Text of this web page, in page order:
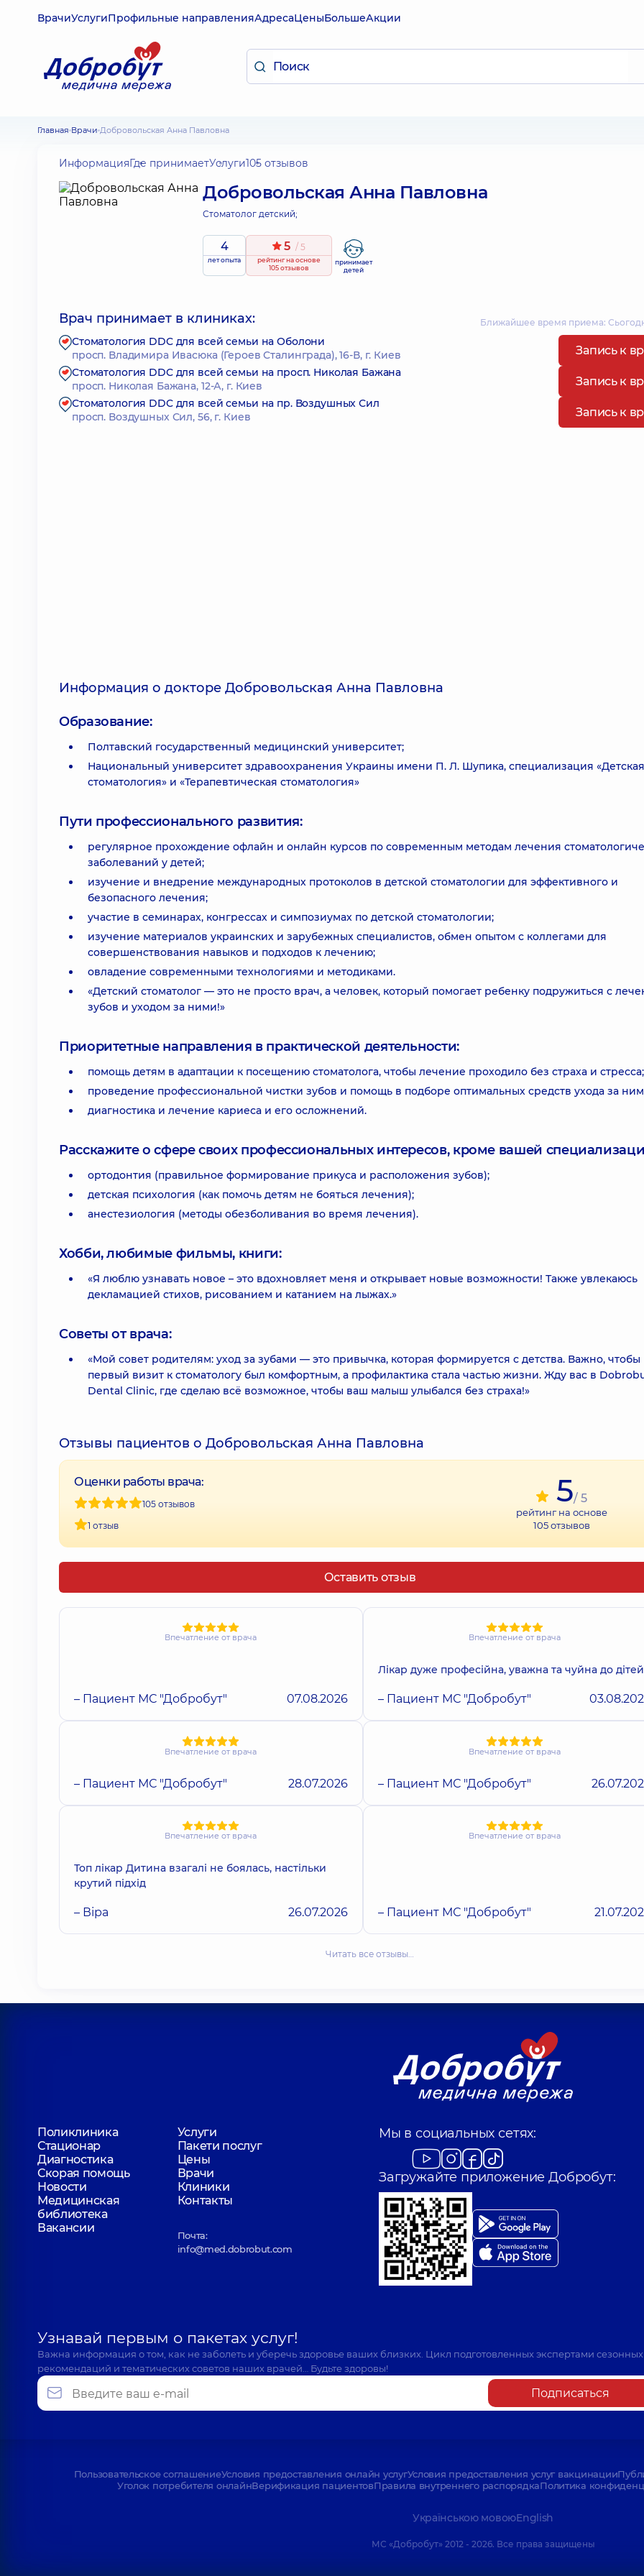
ВрачиУслугиПрофильные направленияАдресаЦеныБольшеАкции
Главная Врачи Добровольская Анна Павловна
ИнформацияГде принимаетУслуги105 отзывов
Добровольская Анна Павловна
Стоматолог детский;
4
лет опыта
5 / 5
рейтингна основе
105 отзывов
принимает
детей
Врач принимает в клиниках: Ближайшее время приема:
Стоматология DDC для всей семьи на Оболони
просп. Владимира Ивасюка (Героев Сталинграда), 16-В, г. Киев
Запись к
Стоматология DDC для всей семьи на просп. Николая Бажана
просп. Николая Бажана, 12-А, г. Киев
Запись к
Стоматология DDC для всей семьи на пр. Воздушных Сил
просп. Воздушных Сил, 56, г. Киев
Запись к
Информация о докторе Добровольская Анна Павловна
Образование:
Полтавский государственный медицинский университет;
Национальный университет здравоохранения Украины имени П. Л. Шупика, специализация «Детская
стоматология» и «Терапевтическая стоматология»
Пути профессионального развития:
регулярное прохождение офлайн и онлайн курсов по современным методам лечения
заболеваний у детей;
изучение и внедрение международных протоколов в детской стоматологии для эффективного и
безопасного лечения;
участие в семинарах, конгрессах и симпозиумах по детской стоматологии;
изучение материалов украинских и зарубежных специалистов, обмен опытом с коллегами для
совершенствования навыков и подходов к лечению;
овладение современными технологиями и методиками.
«Детский стоматолог — это не просто врач, а человек, который помогает ребенку подружиться с
зубов и уходом за ними!»
Приоритетные направления в практической деятельности:
помощь детям в адаптации к посещению стоматолога, чтобы лечение проходило без страха и стресса;
проведение профессиональной чистки зубов и помощь в подборе оптимальных средств ухода за
диагностика и лечение кариеса и его осложнений.
Расскажите о сфере своих профессиональных интересов, кроме вашей
ортодонтия (правильное формирование прикуса и расположения зубов);
детская психология (как помочь детям не бояться лечения);
анестезиология (методы обезболивания во время лечения).
Хобби, любимые фильмы, книги:
«Я люблю узнавать новое – это вдохновляет меня и открывает новые возможности! Также увлекаюсь
декламацией стихов, рисованием и катанием на лыжах.»
Советы от врача:
«Мой совет родителям: уход за зубами — это привычка, которая формируется с детства. Важно, чтобы
первый визит к стоматологу был комфортным, а профилактика стала частью жизни. Жду вас в
Dental Clinic, где сделаю всё возможное, чтобы ваш малыш улыбался без страха!»
Отзывы пациентов о Добровольская Анна Павловна
Оценки работы врача:
105 отзывов
1 отзыв
5/ 5
рейтинг на основе
105отзывов
Оставить отзыв
Впечатление от врача
– Пациент МС "Добробут" 07.08.2026
Впечатление от врача
Лікар дуже професійна, уважна та чуйна до дітей
– Пациент МС "Добробут"
Впечатление от врача
– Пациент МС "Добробут" 28.07.2026
Впечатление от врача
– Пациент МС "Добробут"
Впечатление от врача
Топ лікар Дитина взагалі не боялась, настільки
крутий підхід
– Віра 26.07.2026
Впечатление от врача
– Пациент МС "Добробут"
Читать все отзывы…
Поликлиника
Услуги
Стационар
Пакети послуг
Диагностика
Цены
Скорая помощь
Врачи
Новости
Клиники
Медицинская
библиотека
Контакты
Вакансии
Почта:
info@med.dobrobut.com
Мы в социальных сетях:
Загружайте приложение Добробут:
Узнавай первым о пакетах услуг!
Важна информация о том, как не заболеть и уберечь здоровье ваших близких. Цикл подготовленных экспертами сезонных
рекомендаций и тематических советов наших врачей… Будьте здоровы!
Подписаться
Пользовательское соглашениеУсловия предоставления онлайн услугУсловия предоставления услуг вакцинации
Уголок потребителя онлайнВерификация пациентовПравила внутреннего распорядкаПолитика
Українською мовоюEnglish
МС «Добробут» 2012 - 2026. Все права защищены